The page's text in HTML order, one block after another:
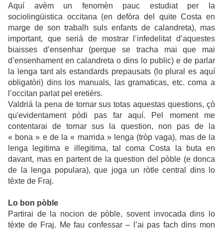
Aquí avèm un fenomèn pauc estudiat per la
sociolingüistica occitana (en defòra del quite Costa en
marge de son trabalh suls enfants de calandreta), mas
important, que seriá de mostrar l’infedelitat d’aquestes
biaisses d’ensenhar (perque se tracha mai que mai
d’ensenhament en calandreta o dins lo public) e de parlar
la lenga tant als estandards prepausats (lo plural es aquí
obligatòri) dins los manuals, las gramaticas, etc. coma a
l’occitan parlat pel eretièrs.
Valdriá la pena de tornar sus totas aquestas questions, çò
qu'evidentament pòdi pas far aquí. Pel moment me
contentarai de tornar sus la question, non pas de la
« bona » e de la « marrida » lenga (tròp vaga), mas de la
lenga legitima e illegitima, tal coma Costa la buta en
davant, mas en partent de la question del pòble (e donca
de la lenga populara), que joga un ròtle central dins lo
tèxte de Fraj.
Lo bon pòble
Partirai de la nocion de pòble, sovent invocada dins lo
tèxte de Fraj. Me fau confessar – l’ai pas fach dins mon